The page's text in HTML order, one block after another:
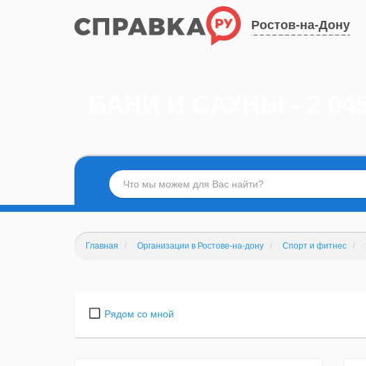
Ростов-на-Дону
Главная Организации в Ростове-на-дону Спорт и фитнес
Рядом со мной